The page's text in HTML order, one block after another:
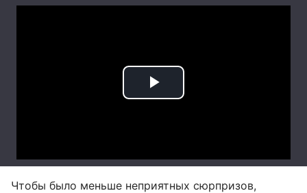
Чтобы было меньше неприятных сюрпризов,